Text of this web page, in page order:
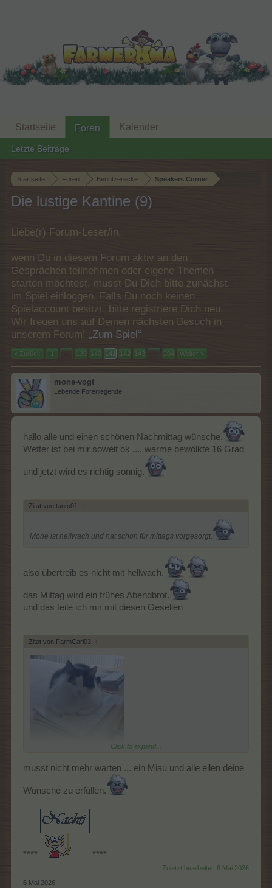
Startseite Foren Benutzerecke Speakers Corner
Die lustige Kantine (9)
Liebe(r) Forum-Leser/in,
wenn Du in diesem Forum aktiv an den
Gesprächen teilnehmen oder eigene Themen
starten möchtest, musst Du Dich bitte zunächst
im Spiel einloggen. Falls Du noch keinen
Spielaccount besitzt, bitte registriere Dich neu.
Wir freuen uns auf Deinen nächsten Besuch in
unserem Forum! „Zum Spiel“
< Zurück 1 ← 139 140 141 142 143 → 204 Weiter >
mone-vogt
Lebende Forenlegende
hallo alle und einen schönen Nachmittag wünsche.
Wetter ist bei mir soweit ok .... warme bewölkte 16 Grad
und jetzt wird es richtig sonnig.
Zitat von tanto01: ↑
Mone ist hellwach und hat schon für mittags vorgesorgt.
also übertreib es nicht mit hellwach.
das Mittag wird ein frühes Abendbrot.
und das teile ich mir mit diesen Gesellen
Zitat von FarmCarl03: ↑
öffnenden Kühli-Tür ...
Click to expand...
musst nicht mehr warten ... ein Miau und alle eilen deine
Wünsche zu erfüllen.
**** ****
Zuletzt bearbeitet: 6 Mai 2026
6 Mai 2026
Startseite Foren
Letzte Beiträge
Kalender